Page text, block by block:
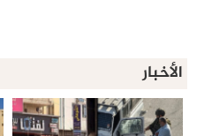
الأخبار